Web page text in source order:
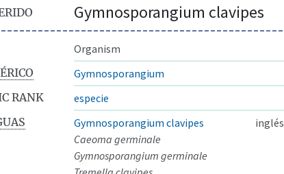
Gymnosporangium clavipes
Organism
Gymnosporangium
RANK
especie
Gymnosporangium clavipes
inglés
Caeoma germinale
Gymnosporangium germinale